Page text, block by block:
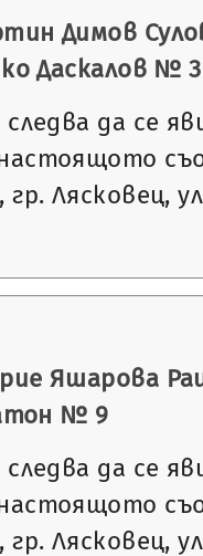
Димов
Даскалов №
да се
гр. Лясковец,
Яшарова
№ 9
да се
гр. Лясковец,